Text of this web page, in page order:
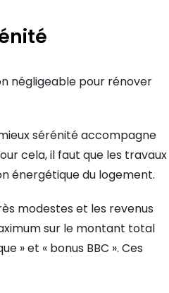
négligeable pour rénover
sérénité accompagne
cela, il faut que les travaux
énergétique du logement.
modestes et les revenus
sur le montant total
» et « bonus BBC ». Ces